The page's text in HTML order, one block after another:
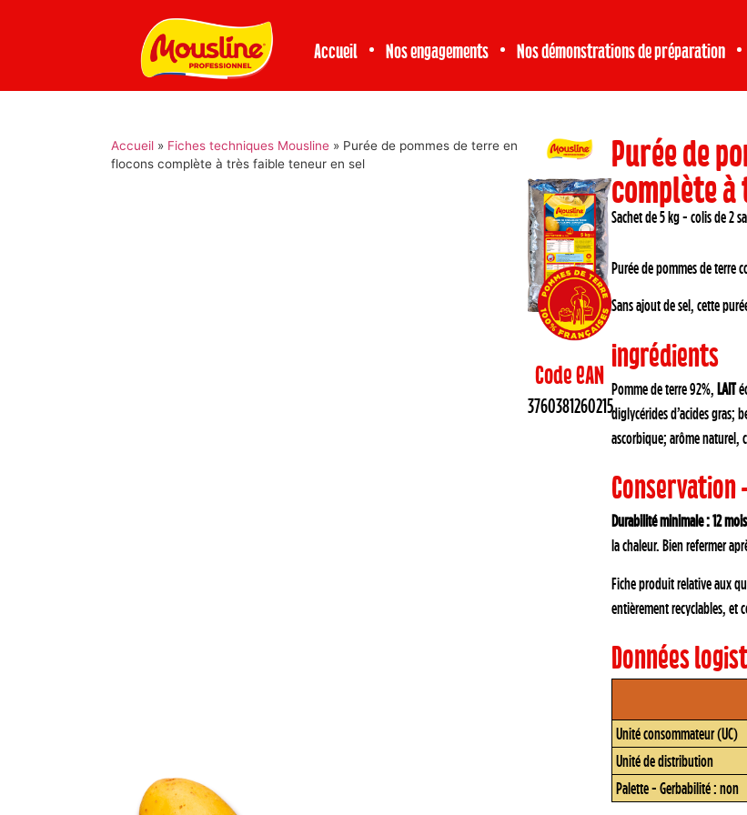
Accueil Nos engagements Nos démonstrations de préparation
Accueil » Fiches techniques Mousline » Purée de pommes de terre en
flocons complète à très faible teneur en sel
Code EAN
3760381260215
Purée de
complète
Sachet de 5 kg - colis de 2
Purée de pommes de terre
Sans ajout de sel, cette
Ingrédients
Pomme de terre 92%,LAIT
diglycérides d’acides gras;
ascorbique; arôme naturel,
Conservation
Durabilité minimale : 12
la chaleur. Bien refermer
Fiche produit relative aux
entièrement recyclables, et
Données
Unité consommateur (UC)
Unité de distribution
Palette - Gerbabilité : non